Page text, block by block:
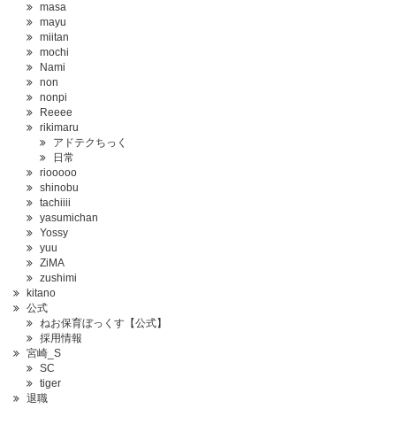
masa
mayu
miitan
mochi
Nami
non
nonpi
Reeee
rikimaru
アドテクちっく
日常
riooooo
shinobu
tachiiii
yasumichan
Yossy
yuu
ZiMA
zushimi
kitano
公式
ねお保育ぼっくす【公式】
採用情報
宮崎_S
SC
tiger
退職